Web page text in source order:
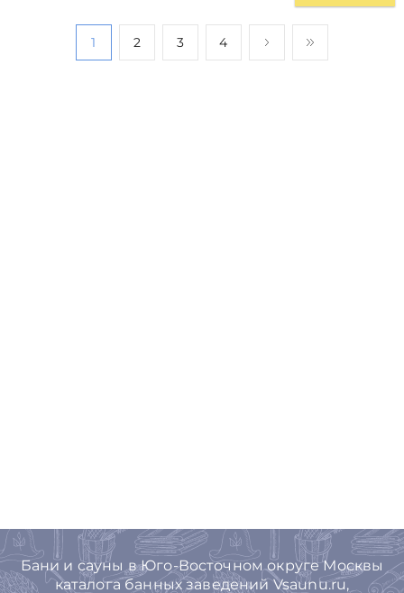
1 2 3 4
Бани и сауны в Юго-Восточном округе Москвы
каталога банных заведений Vsaunu.ru,